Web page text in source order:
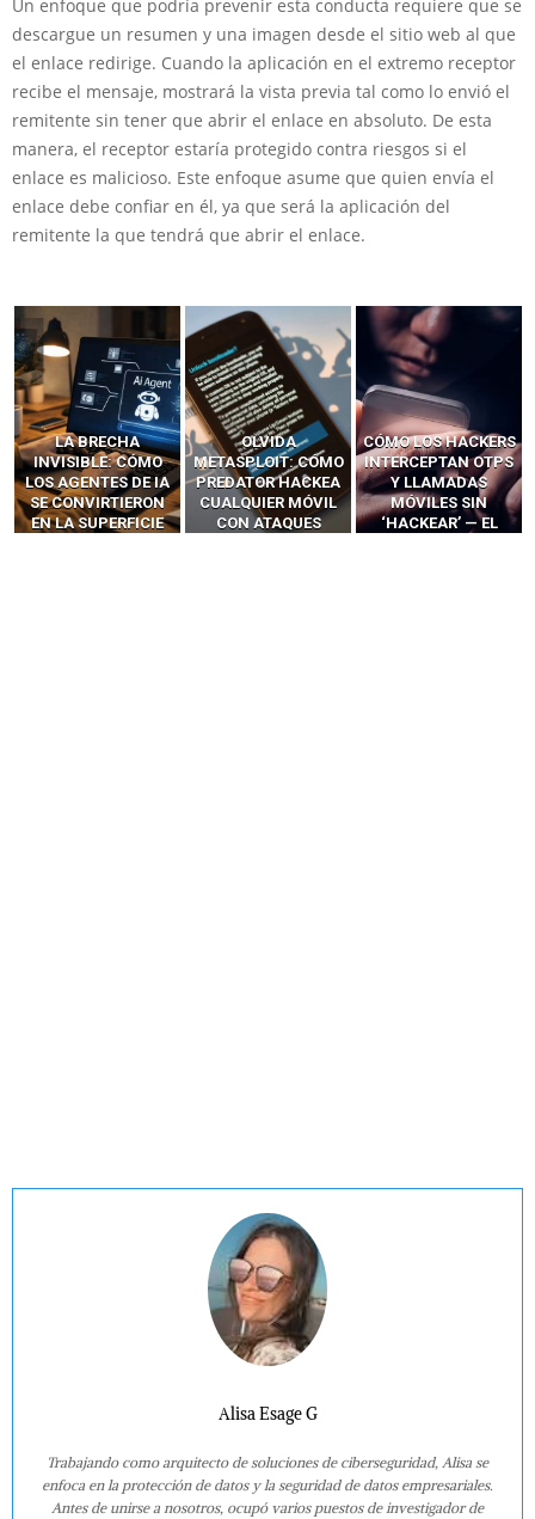
Un enfoque que podría prevenir esta conducta requiere que se
descargue un resumen y una imagen desde el sitio web al que
el enlace redirige. Cuando la aplicación en el extremo receptor
recibe el mensaje, mostrará la vista previa tal como lo envió el
remitente sin tener que abrir el enlace en absoluto. De esta
manera, el receptor estaría protegido contra riesgos si el
enlace es malicioso. Este enfoque asume que quien envía el
enlace debe confiar en él, ya que será la aplicación del
remitente la que tendrá que abrir el enlace.
LA BRECHA
INVISIBLE: CÓMO
LOS AGENTES DE IA
SE CONVIRTIERON
EN LA SUPERFICIE
OLVIDA
METASPLOIT: CÓMO
PREDATOR HACKEA
CUALQUIER MÓVIL
CON ATAQUES
CÓMO LOS HACKERS
INTERCEPTAN OTPS
Y LLAMADAS
MÓVILES SIN
‘HACKEAR’ — EL
Alisa Esage G
Trabajando como arquitecto de soluciones de ciberseguridad, Alisa se
enfoca en la protección de datos y la seguridad de datos empresariales.
Antes de unirse a nosotros, ocupó varios puestos de investigador de